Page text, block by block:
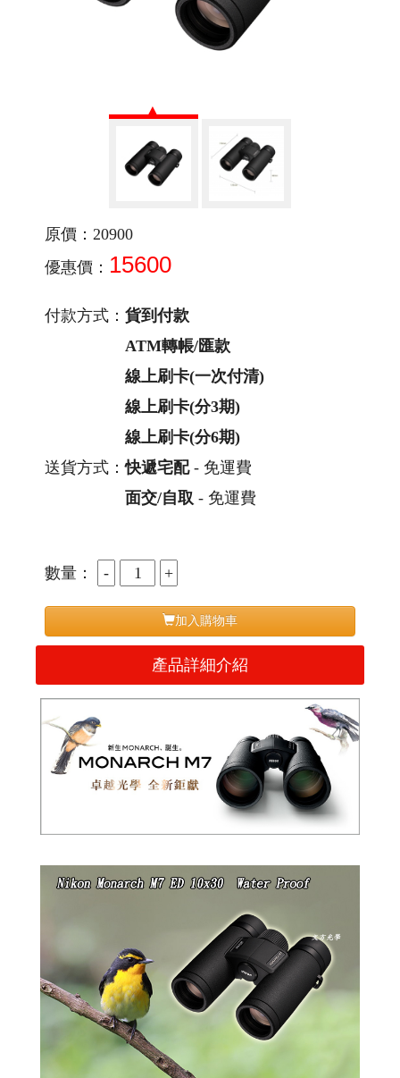
原價：20900
優惠價： 15600
付款方式： 貨到付款
ATM轉帳/匯款
線上刷卡(一次付清)
線上刷卡(分3期)
線上刷卡(分6期)
送貨方式：快遞宅配- 免運費
面交/自取 - 免運費
數量：
加入購物車
產品詳細介紹